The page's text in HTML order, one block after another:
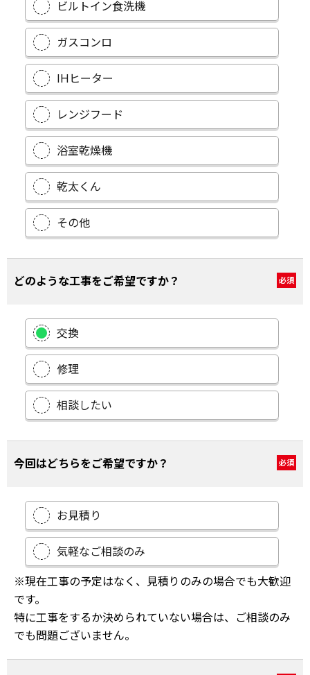
ビルトイン食洗機
ガスコンロ
IHヒーター
レンジフード
浴室乾燥機
乾太くん
その他
どのような工事をご希望ですか？ 必須
交換
修理
相談したい
今回はどちらをご希望ですか？ 必須
お見積り
気軽なご相談のみ
※現在工事の予定はなく、見積りのみの場合でも大歓迎
です。
特に工事をするか決められていない場合は、ご相談のみ
でも問題ございません。